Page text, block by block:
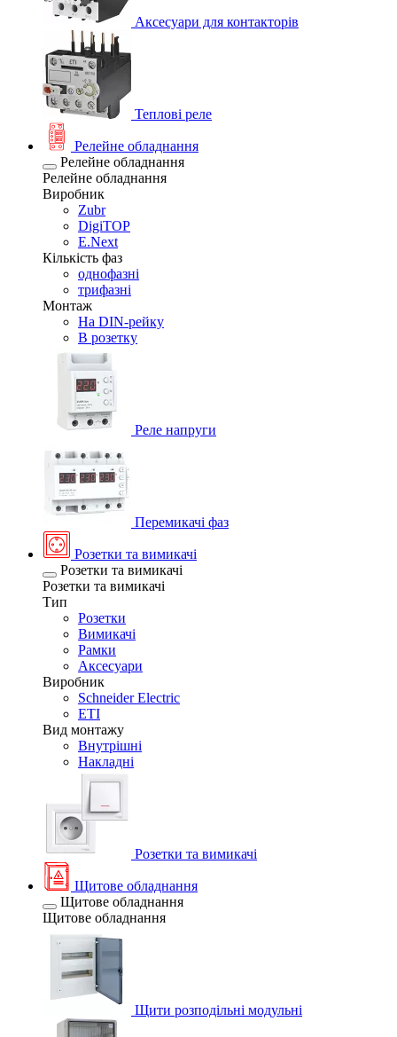
Аксесуари для контакторів
Теплові реле
Релейне обладнання
Релейне обладнання
Релейне обладнання
Виробник
Zubr
DigiTOP
E.Next
Кількість фаз
однофазні
трифазні
Монтаж
На DIN-рейку
В розетку
Реле напруги
Перемикачі фаз
Розетки та вимикачі
Розетки та вимикачі
Розетки та вимикачі
Тип
Розетки
Вимикачі
Рамки
Аксесуари
Виробник
Schneider Electric
ETI
Вид монтажу
Внутрішні
Накладні
Розетки та вимикачі
Щитове обладнання
Щитове обладнання
Щитове обладнання
Щити розподільні модульні